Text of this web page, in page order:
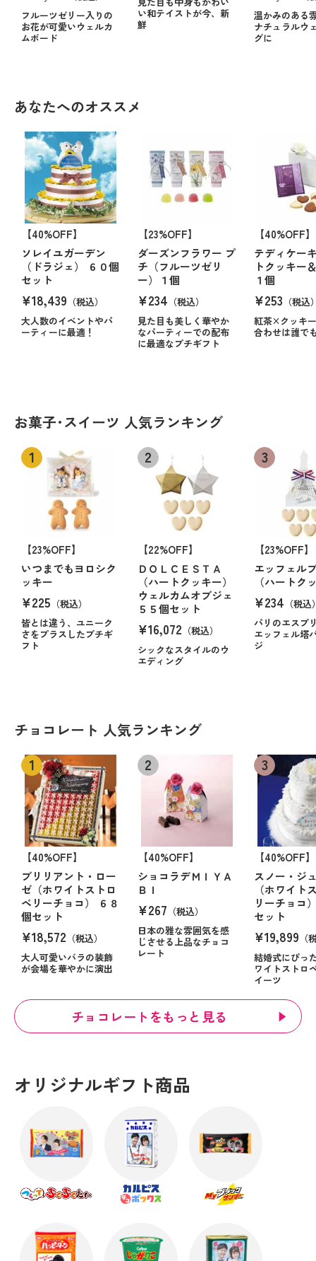
フルーツゼリー入りの
お花が可愛いウェルカ
ムボード
い和テイストが今、新
鮮
温かみのある
ナチュラルウ
グに
あなたへのオススメ
【40%OFF】
ソレイユガーデン
（ドラジェ） ６０個
セット
¥18,439 （税込）
大人数のイベントやパ
ーティーに最適！
【23%OFF】
ダーズンフラワー プ
チ（フルーツゼリ
ー）１個
¥234 （税込）
見た目も美しく華やか
なパーティーでの配布
に最適なプチギフト
【40%OFF】
テディケー
トクッキー
１個
¥253 （税込
紅茶×クッキ
合わせは誰で
お菓子･スイーツ 人気ランキング
【23%OFF】
いつまでもヨロシク
ッキー
¥225 （税込）
皆とは違う、ユニーク
さをプラスしたプチギ
フト
【22%OFF】
ＤＯＬＣＥＳＴＡ
（ハートクッキー）
ウェルカムオブジェ
５５個セット
¥16,072 （税込）
シックなスタイルのウ
エディング
【23%OFF】
エッフェル
（ハートク
¥234 （税込
パリのエスプ
エッフェル塔
ジ
チョコレート 人気ランキング
【40%OFF】
ブリリアント・ロー
ゼ（ホワイトストロ
ベリーチョコ） ６８
個セット
¥18,572 （税込）
大人可愛いバラの装飾
が会場を華やかに演出
【40%OFF】
ショコラデＭＩＹＡ
ＢＩ
¥267 （税込）
日本の雅な雰囲気を感
じさせる上品なチョコ
レート
【40%OFF】
スノー・ジ
（ホワイト
リーチョコ
セット
¥19,899 （
結婚式にぴっ
ワイトストロ
イーツ
チョコレートをもっと見る
オリジナルギフト商品